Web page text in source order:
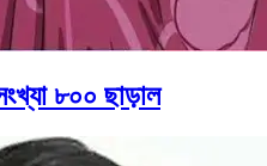
৮০০ ছাড়াল